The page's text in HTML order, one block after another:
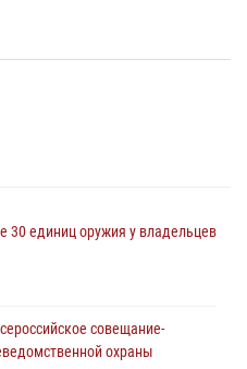
30 единиц оружия у владельцев
совещание-
охраны